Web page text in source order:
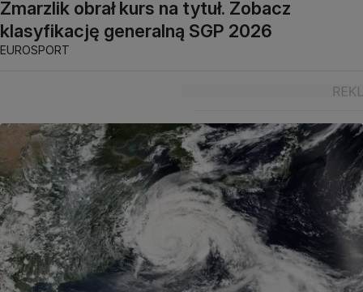
Zmarzlik obrał kurs na tytuł. Zobacz
klasyfikację generalną SGP 2026
EUROSPORT